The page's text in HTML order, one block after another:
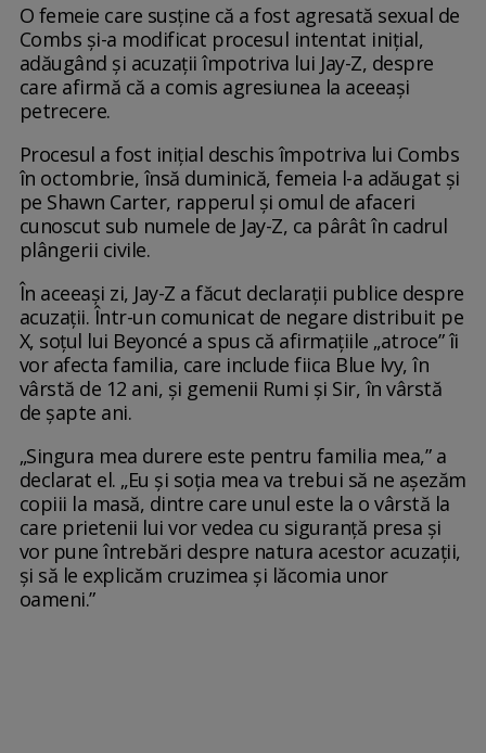
O femeie care susține că a fost agresată sexual de
Combs și-a modificat procesul intentat inițial,
adăugând și acuzații împotriva lui Jay-Z, despre
care afirmă că a comis agresiunea la aceeași
petrecere.
Procesul a fost inițial deschis împotriva lui Combs
în octombrie, însă duminică, femeia l-a adăugat și
pe Shawn Carter, rapperul și omul de afaceri
cunoscut sub numele de Jay-Z, ca pârât în cadrul
plângerii civile.
În aceeași zi, Jay-Z a făcut declarații publice despre
acuzații. Într-un comunicat de negare distribuit pe
X, soțul lui Beyoncé a spus că afirmațiile „atroce” îi
vor afecta familia, care include fiica Blue Ivy, în
vârstă de 12 ani, și gemenii Rumi și Sir, în vârstă
de șapte ani.
„Singura mea durere este pentru familia mea,” a
declarat el. „Eu și soția mea va trebui să ne așezăm
copiii la masă, dintre care unul este la o vârstă la
care prietenii lui vor vedea cu siguranță presa și
vor pune întrebări despre natura acestor acuzații,
și să le explicăm cruzimea și lăcomia unor
oameni.”